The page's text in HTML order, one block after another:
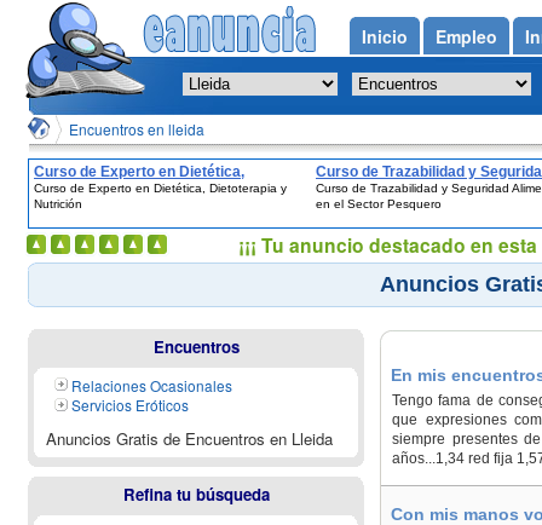
Encuentros en lleida
Curso de Experto en Dietética,
Dietoterapia y Nutrición
Curso de Experto en Dietética, Dietoterapia y
Nutrición
Curso de Trazabilidad y
Alimentaria en el Sector
Curso de Trazabilidad y Seguridad
en el Sector Pesquero
Anuncios
En mis
Tengo fama de
que expresiones
siempre presentes
años...1,34 red fija
Con mis manos
Encuentros
Relaciones Ocasionales
Servicios Eróticos
Anuncios Gratis de Encuentros en Lleida
Refina tu búsqueda
Inicio Empleo
¡¡¡ Tu anuncio destacado en